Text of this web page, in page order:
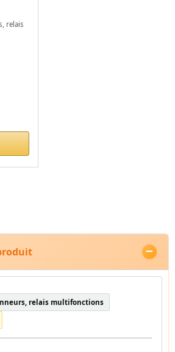
relais
relais multifonctions